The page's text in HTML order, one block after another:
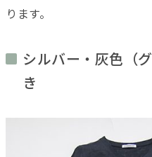
ります。
シルバー・灰色（
き